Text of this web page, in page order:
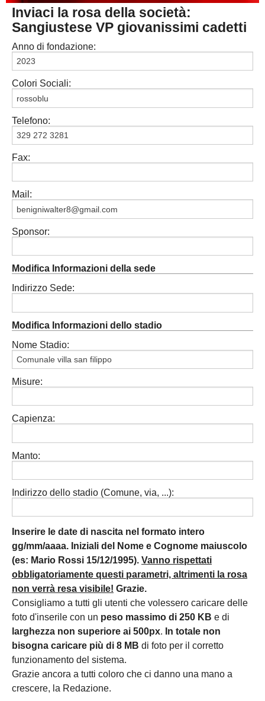
PESARO URBINO
PROMOZIONE
2^ CATEGORIA
3^ CATEGORIA
DIRETTA
Inviaci la rosa della società:
Sangiustese VP giovanissimi cadetti
Anno di fondazione:
Colori Sociali:
Telefono:
Fax:
Mail:
Sponsor:
Modifica Informazioni della sede
Indirizzo Sede:
Modifica Informazioni dello stadio
Nome Stadio:
Misure:
Capienza:
Manto:
Indirizzo dello stadio (Comune, via, ...):
Inserire le date di nascita nel formato intero
gg/mm/aaaa. Iniziali del Nome e Cognome maiuscolo
(es: Mario Rossi 15/12/1995). Vanno rispettati
obbligatoriamente questi parametri, altrimenti la rosa
non verrà resa visibile! Grazie.
Consigliamo a tutti gli utenti che volessero caricare delle
foto d'inserile con un peso massimo di 250 KB e di
larghezza non superiore ai 500px. In totale non
bisogna caricare più di 8 MB di foto per il corretto
funzionamento del sistema.
Grazie ancora a tutti coloro che ci danno una mano a
crescere, la Redazione.